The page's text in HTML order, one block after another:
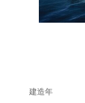
建造年